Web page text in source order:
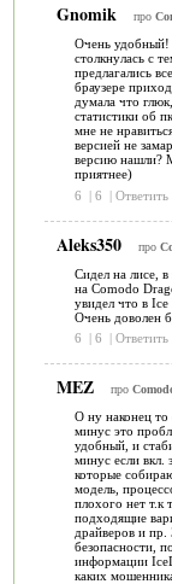
Gnomik про
Очень удобный!
столкнулась с
предлагались
браузере
думала что
статистики об
мне не
версией не
версию нашли?
приятнее)
6
| 6 | Ответить
Aleks350 про
Сидел на лисе,
на Comodo
увидел что в Ice
Очень доволен
6
| 6 | Ответить
MEZ про
О ну наконец то
минус это
удобный, и
минус если вкл.
которые
модель,
плохого нет т.к
подходящие
драйверов и пр.
безопасности,
информации
каких